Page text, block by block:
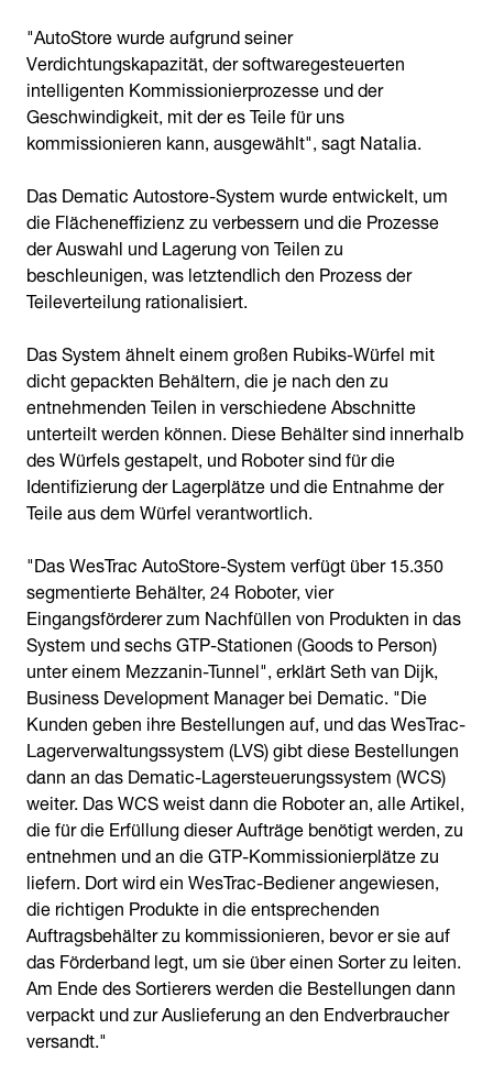
"AutoStore wurde aufgrund seiner
Verdichtungskapazität, der softwaregesteuerten
intelligenten Kommissionierprozesse und der
Geschwindigkeit, mit der es Teile für uns
kommissionieren kann, ausgewählt", sagt Natalia.
Das Dematic Autostore-System wurde entwickelt, um
die Flächeneffizienz zu verbessern und die Prozesse
der Auswahl und Lagerung von Teilen zu
beschleunigen, was letztendlich den Prozess der
Teileverteilung rationalisiert.
Das System ähnelt einem großen Rubiks-Würfel mit
dicht gepackten Behältern, die je nach den zu
entnehmenden Teilen in verschiedene Abschnitte
unterteilt werden können. Diese Behälter sind innerhalb
des Würfels gestapelt, und Roboter sind für die
Identifizierung der Lagerplätze und die Entnahme der
Teile aus dem Würfel verantwortlich.
"Das WesTrac AutoStore-System verfügt über 15.350
segmentierte Behälter, 24 Roboter, vier
Eingangsförderer zum Nachfüllen von Produkten in das
System und sechs GTP-Stationen (Goods to Person)
unter einem Mezzanin-Tunnel", erklärt Seth van Dijk,
Business Development Manager bei Dematic. "Die
Kunden geben ihre Bestellungen auf, und das WesTrac-
Lagerverwaltungssystem (LVS) gibt diese Bestellungen
dann an das Dematic-Lagersteuerungssystem (WCS)
weiter. Das WCS weist dann die Roboter an, alle Artikel,
die für die Erfüllung dieser Aufträge benötigt werden, zu
entnehmen und an die GTP-Kommissionierplätze zu
liefern. Dort wird ein WesTrac-Bediener angewiesen,
die richtigen Produkte in die entsprechenden
Auftragsbehälter zu kommissionieren, bevor er sie auf
das Förderband legt, um sie über einen Sorter zu leiten.
Am Ende des Sortierers werden die Bestellungen dann
verpackt und zur Auslieferung an den Endverbraucher
versandt."